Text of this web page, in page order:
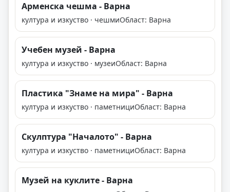
Арменска чешма - Варна
култура и изкуство · чешмиОбласт: Варна
Учебен музей - Варна
култура и изкуство · музеиОбласт: Варна
Пластика "Знаме на мира" - Варна
култура и изкуство · паметнициОбласт: Варна
Скулптура "Началото" - Варна
култура и изкуство · паметнициОбласт: Варна
Музей на куклите - Варна